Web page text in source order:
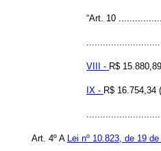
“Art. 10
VIII - R$
IX - R$ 16.754,34
Art. 4º A Lei nº 10.823, de 19